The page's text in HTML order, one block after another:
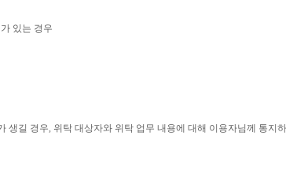
있는 경우
생길 경우 위탁 대상자와 위탁 업무 내용에 대해 이용자님께 통지